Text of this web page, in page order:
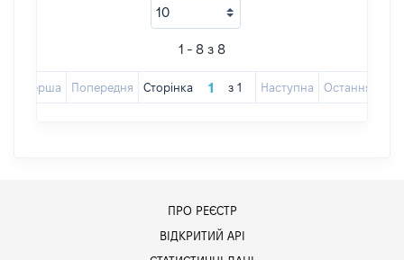
1 - 8 з 8
Перша Попередня Сторінка з 1 Наступна Остання
ПРО РЕЄСТР
ВІДКРИТИЙ АРІ